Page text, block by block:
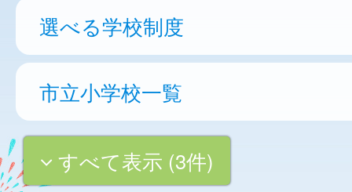
選べる学校制度
市立小学校一覧
すべて表示 (3件)